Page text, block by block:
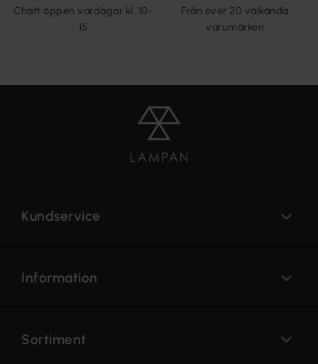
Chatt öppen vardagar kl. 10-
15
Från över 20 välkända
varumärken
Kundservice
Information
Sortiment